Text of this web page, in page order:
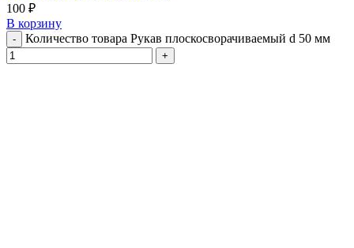
100 ₽
В корзину
Количество товара Рукав плоскосворачиваемый d 50 мм